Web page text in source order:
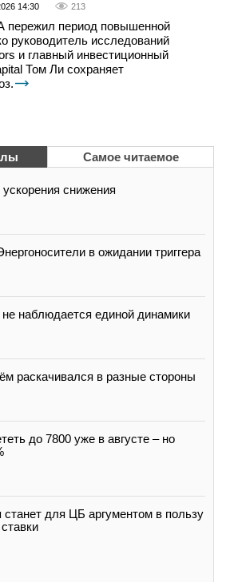
14:30 213
период повышенной
руководитель исследований
и главный инвестиционный
Том Ли сохраняет
Самое читаемое
снижения
в ожидании триггера
наблюдается единой динамики
раскачивался в разные стороны
до 7800 уже в августе – но
для ЦБ аргументом в пользу